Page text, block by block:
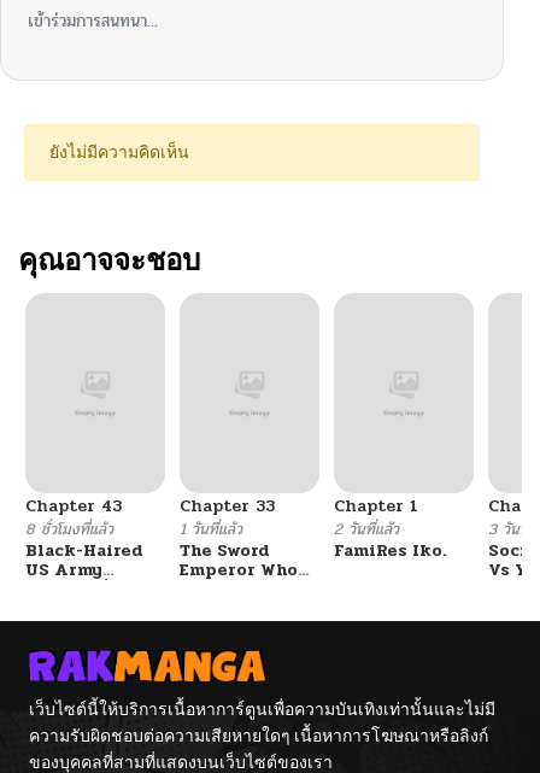
เข้าร่วมการสนทนา...
ยังไม่มีความคิดเห็น
คุณอาจจะชอบ
Chapter 43
8 ชั่วโมงที่แล้ว
Black-Haired
US Army
Chapter 33
1 วันที่แล้ว
The Sword
Emperor Who
จักรพรรดิเทพดาบ
ผงาดเหนือชาติภพ
Chapter 1
2 วันที่แล้ว
FamiRes Iko.
3 วันที่
Vs
เว็บไซต์นี้ให้บริการเนื้อหาการ์ตูนเพื่อความบันเทิงเท่านั้นและไม่มี
ความรับผิดชอบต่อความเสียหายใดๆ เนื้อหาการโฆษณาหรือลิงก์
ของบุคคลที่สามที่แสดงบนเว็บไซต์ของเรา